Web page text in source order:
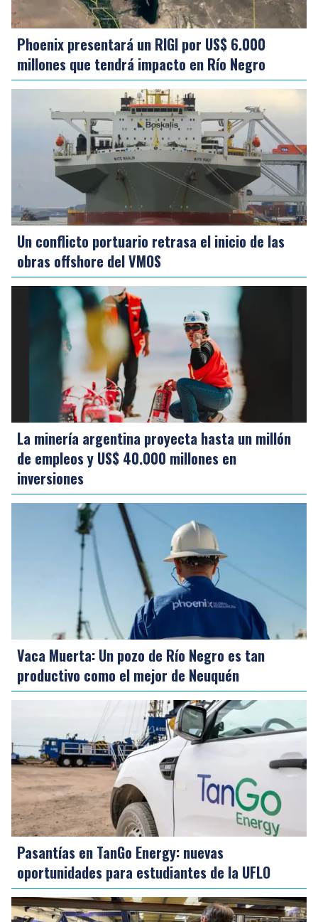
Phoenix presentará un RIGI por US$ 6.000
millones que tendrá impacto en Río Negro
Un conflicto portuario retrasa el inicio de las
obras offshore del VMOS
La minería argentina proyecta hasta un millón
de empleos y US$ 40.000 millones en
inversiones
Vaca Muerta: Un pozo de Río Negro es tan
productivo como el mejor de Neuquén
Pasantías en TanGo Energy: nuevas
oportunidades para estudiantes de la UFLO